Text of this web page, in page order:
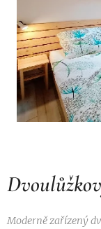
Moderně zařízený